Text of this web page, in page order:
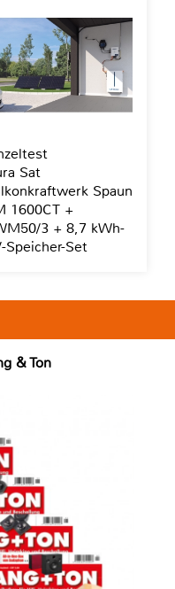
& Ton
Sat
Spaun
1600CT +
3 + 8,7 kWh-
Speicher-Set